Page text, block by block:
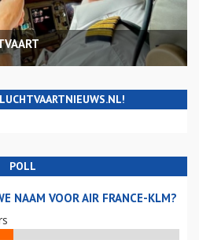
POLL
NAAM VOOR AIR FRANCE-KLM?